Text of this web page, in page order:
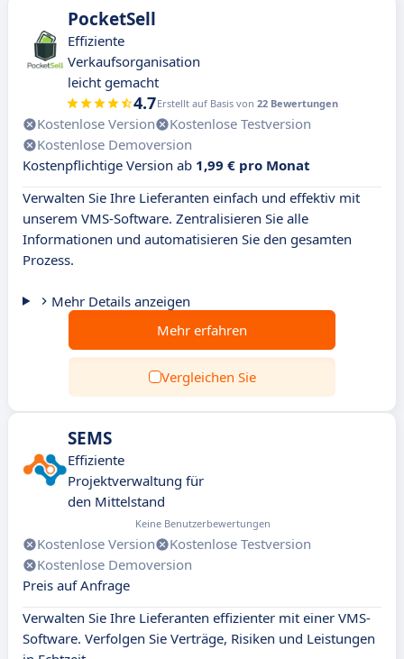
PocketSell
Effiziente
Verkaufsorganisation
leicht gemacht
4.7Erstellt auf Basis von 22 Bewertungen
Kostenlose Version
Kostenlose Testversion
Kostenlose Demoversion
Kostenpflichtige Version ab 1,99 € pro Monat
Verwalten Sie Ihre Lieferanten einfach und effektiv mit
unserem VMS-Software. Zentralisieren Sie alle
Informationen und automatisieren Sie den gesamten
Prozess.
Mehr Details anzeigen
Mehr erfahren
Vergleichen Sie
SEMS
Effiziente
Projektverwaltung für
den Mittelstand
Keine Benutzerbewertungen
Kostenlose Version
Kostenlose Testversion
Kostenlose Demoversion
Preis auf Anfrage
Verwalten Sie Ihre Lieferanten effizienter mit einer VMS-
Software. Verfolgen Sie Verträge, Risiken und Leistungen